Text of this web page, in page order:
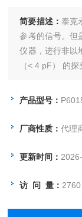
简要描述： 泰克
参考的信号。但
仪器，进行非以
（< 4 pF） 的
产品型号：
厂商性质：代理
更新时间：
访 问 量：2760